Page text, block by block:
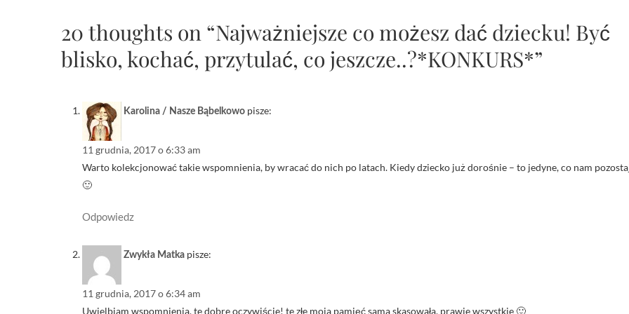
20 thoughts on “Najważniejsze co możesz dać dziecku! Być
blisko, kochać, przytulać, co jeszcze..?*KONKURS*”
Karolina / Nasze Bąbelkowo pisze:
11 grudnia, 2017 o 6:33 am
Warto kolekcjonować takie wspomnienia, by wracać do nich po latach. Kiedy dziecko już dorośnie – to jedyne, co nam
🙂
Odpowiedz
Zwykła Matka pisze:
11 grudnia, 2017 o 6:34 am
Uwielbiam wspomnienia, te dobre oczywiście! te złe moja pamięć sama skasowała, prawie wszystkie 🙂